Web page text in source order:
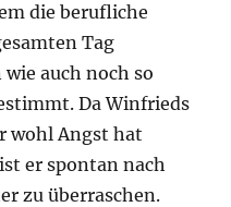
die berufliche
Tag
auch noch so
Da Winfrieds
wohl Angst hat
er spontan nach
zu überraschen.